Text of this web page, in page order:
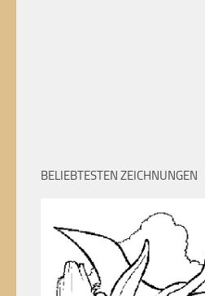
BELIEBTESTEN ZEICHNUNGEN